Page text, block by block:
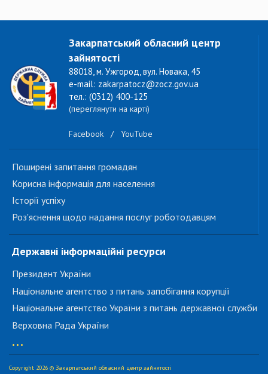
Закарпатський обласний центр
зайнятості
88018, м. Ужгород, вул. Новака, 45
e-mail: zakarpatocz@zocz.gov.ua
тел.: (0312) 400-125
(переглянути на карті)
Facebook / YouTube
Поширені запитання громадян
Корисна інформація для населення
Історії успіху
Роз'яснення щодо надання послуг роботодавцям
Державні інформаційні ресурси
Президент України
Національне агентство з питань запобігання корупції
Національне агентство України з питань державної служби
Верховна Рада України
...
Copyright 2026 © Закарпатський обласний центр зайнятості